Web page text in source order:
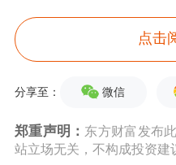
信力。
新财富官方网站9
新财富最佳分析
息。根据该消息
点击
分享至： 微信
郑重声明： 东方财富发布
站立场无关，不构成投资建